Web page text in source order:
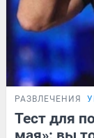
РАЗВЛЕЧЕНИЯ
Тест для